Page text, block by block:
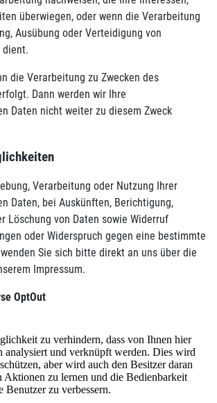
überwiegen, oder wenn die Verarbeitung
Ausübung oder Verteidigung von
dient.
die Verarbeitung zu Zwecken des
Dann werden wir Ihre
Daten nicht weiter zu diesem Zweck
Verarbeitung oder Nutzung Ihrer
Daten, bei Auskünften, Berichtigung,
Löschung von Daten sowie Widerruf
oder Widerspruch gegen eine bestimmte
Sie sich bitte direkt an uns über die
Impressum.
OptOut